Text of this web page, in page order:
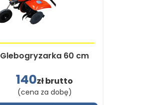
Glebogryzarka 60 cm
140zł brutto
(cena za dobę)